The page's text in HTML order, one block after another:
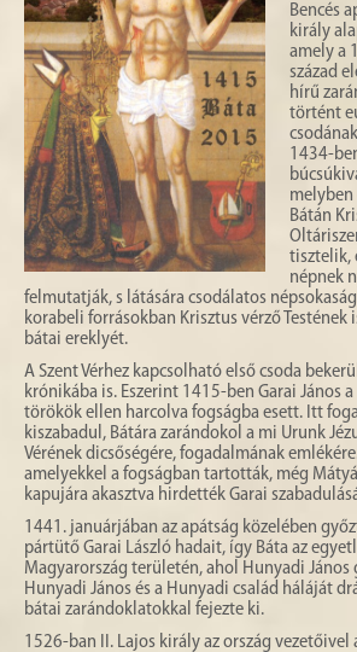
Bencés
király
amely a
század
hírű
történt
1434-
Bátán
tisztelik,
népnek
felmutatják, s látására csodálatos
korabeli forrásokban Krisztus vérző Testének
bátai ereklyét.
A Szent Vérhez kapcsolható első csoda
krónikába is. Eszerint 1415-ben Garai János
törökök ellen harcolva fogságba esett. Itt
kiszabadul, Bátára zarándokol a mi Urunk
Vérének dicsőségére, fogadalmának
amelyekkel a fogságban tartották, még
kapujára akasztva hirdették Garai
1441. januárjában az apátság közelében
pártütő Garai László hadait, így Báta az
Magyarország területén, ahol Hunyadi
Hunyadi János és a Hunyadi család háláját
bátai zarándoklatokkal fejezte ki.
1526-ban II. Lajos király az ország vezetőivel